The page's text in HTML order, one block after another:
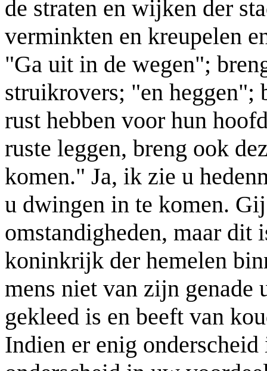
de straten en wijken der
verminkten en kreupelen
"Ga uit in de wegen";
struikrovers; "en heggen";
rust hebben voor hun
ruste leggen, breng ook
komen." Ja, ik zie u
u dwingen in te komen.
omstandigheden, maar dit
koninkrijk der hemelen
mens niet van zijn
gekleed is en beeft van
Indien er enig